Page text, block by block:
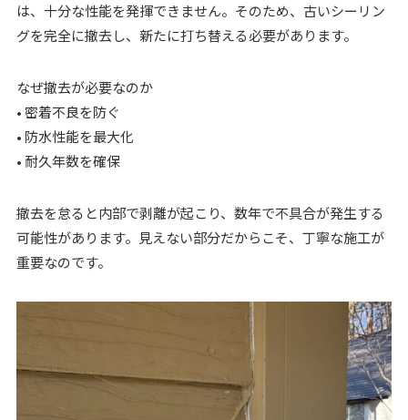
は、十分な性能を発揮できません。そのため、古いシーリン
グを完全に撤去し、新たに打ち替える必要があります。
なぜ撤去が必要なのか
• 密着不良を防ぐ
• 防水性能を最大化
• 耐久年数を確保
撤去を怠ると内部で剥離が起こり、数年で不具合が発生する
可能性があります。見えない部分だからこそ、丁寧な施工が
重要なのです。